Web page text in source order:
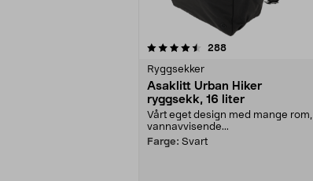
288anmeldelser
Ryggsekker
Asaklitt Urban Hiker
ryggsekk, 16 liter
Vårt eget design med mange rom,
vannavvisende...
Farge: Svart